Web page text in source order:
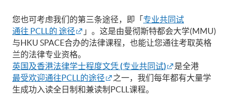
您也可考虑我们的第三条途径，即「 专业共同试
通往 PCLL的 途径
」。这是由曼彻斯特都会大学(MMU)
与HKU SPACE合办的法律课程，也能让您通往考取英格
兰的法律专业资格。
英国及香港法律学士程度文凭(专业共同试)
是全港
最受欢迎通往PCLL的途径
之一，我们每年都有大量学
生成功入读全日制和兼读制PCLL课程。